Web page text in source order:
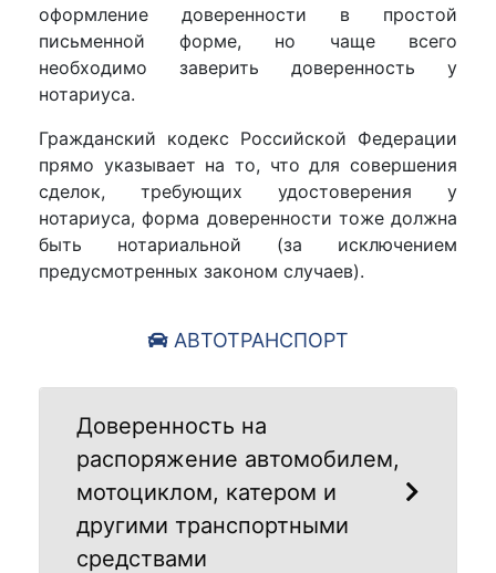
оформление доверенности в простой
письменной форме, но чаще всего
необходимо заверить доверенность у
нотариуса.
Гражданский кодекс Российской Федерации
прямо указывает на то, что для совершения
сделок, требующих удостоверения у
нотариуса, форма доверенности тоже должна
быть нотариальной (за исключением
предусмотренных законом случаев).
АВТОТРАНСПОРТ
Доверенность на
распоряжение автомобилем,
мотоциклом, катером и
другими транспортными
средствами